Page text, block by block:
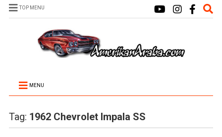
TOP MENU
MENU
Tag: 1962 Chevrolet Impala SS